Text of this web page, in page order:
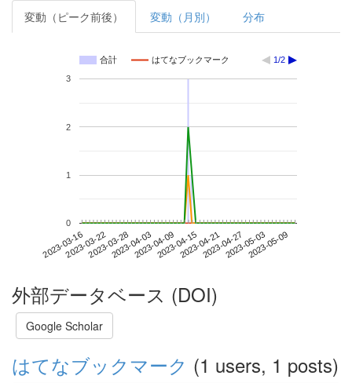
変動（ピーク前後） 変動（月別） 分布
合計 はてなブックマーク 1/2
2023-03-162023-03-222023-03-282023-04-032023-04-092023-04-152023-04-212023-04-272023-05-032023-05-09
0
1
2
3
外部データベース (DOI)
Google Scholar
はてなブックマーク (1 users, 1 posts)